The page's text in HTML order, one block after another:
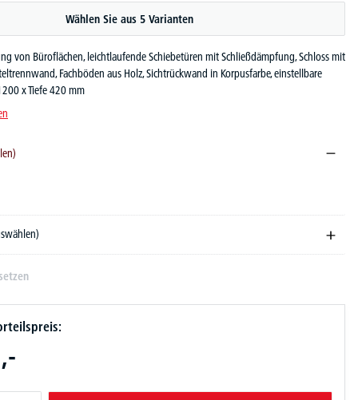
Wählen Sie aus 5 Varianten
von Büroflächen, leichtlaufende Schiebetüren mit Schließdämpfung, Schloss mit
Fachböden aus Holz, Sichtrückwand in Korpusfarbe, einstellbare
x Tiefe 420 mm